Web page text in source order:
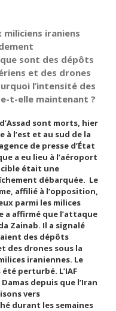
iraniens
sont des dépôts
et des drones
l’intensité des
t-elle maintenant ?
sont morts, hier
l’est et au sud de la
de presse d’État
a eu lieu à l’aéroport
était une
débarquée. Le
affilié à l’opposition,
parmi les milices
a affirmé que l’attaque
Zainab. Il a signalé
des dépôts
des drones sous la
iraniennes. Le
été perturbé. L’IAF
depuis que l’Iran
vers
durant les semaines